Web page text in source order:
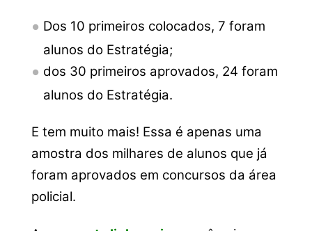
Dos 10 primeiros colocados, 7 foram
alunos do Estratégia;
dos 30 primeiros aprovados, 24 foram
alunos do Estratégia.
E tem muito mais! Essa é apenas uma
amostra dos milhares de alunos que já
foram aprovados em concursos da área
policial.